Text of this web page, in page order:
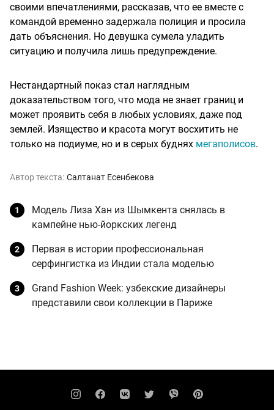
своими впечатлениями, рассказав, что ее вместе с
командой временно задержала полиция и просила
дать объяснения. Но девушка сумела уладить
ситуацию и получила лишь предупреждение.
Нестандартный показ стал наглядным
доказательством того, что мода не знает границ и
может проявить себя в любых условиях, даже под
землей. Изящество и красота могут восхитить не
только на подиуме, но и в серых буднях мегаполисов.
Автор текста: Салтанат Есенбекова
Модель Лиза Хан из Шымкента снялась в
кампейне нью-йоркских легенд
Первая в истории профессиональная
серфингистка из Индии стала моделью
Grand Fashion Week: узбекские дизайнеры
представили свои коллекции в Париже